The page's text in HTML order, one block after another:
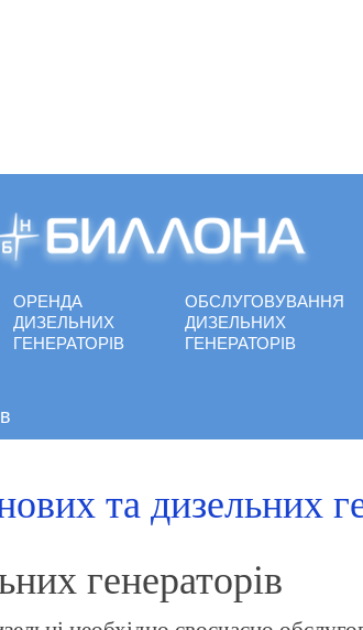
ОРЕНДА
ДИЗЕЛЬНИХ
ГЕНЕРАТОРІВ
ОБСЛУГОВУВАННЯ
ДИЗЕЛЬНИХ
ГЕНЕРАТОРІВ
та дизельних
генераторів